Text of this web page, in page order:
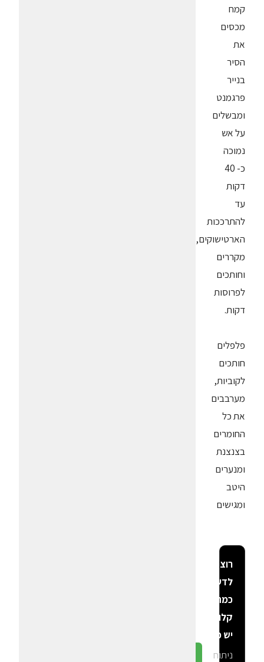
קמח
מכסים
את
הסיר
בנייר
פרגמנט
ומבשלים
על אש
נמוכה
כ- 40
דקות
עד
להתרככות
הארטישוקים,
מקררים
וחותכים
לפרוסות
דקות.
פלפלים
חותכים
לקוביות,
מערבבים
את כל
החומרים
בצנצנת
ומנערים
היטב
ומגישים
רוצה
לדעת
כמה
קלוריות
יש פה?
ניתוח